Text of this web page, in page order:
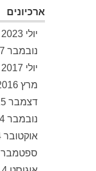
ארכיונים
יולי 2023
נובמבר 2017
יולי 2017
מרץ 2016
דצמבר 2015
נובמבר 2014
אוקטובר 2014
ספטמבר 2014